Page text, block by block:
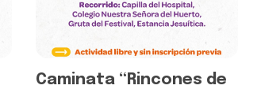
Caminata “Rincones de